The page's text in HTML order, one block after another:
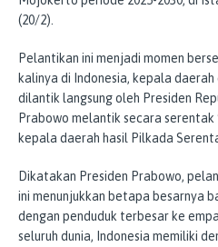
(20/2).
Pelantikan ini menjadi momen
kalinya di Indonesia, kepala
dilantik langsung oleh Presiden
Prabowo melantik secara
kepala daerah hasil Pilkada
Dikatakan Presiden Prabowo,
ini menunjukkan betapa besarnya
dengan penduduk terbesar ke
seluruh dunia, Indonesia memiliki